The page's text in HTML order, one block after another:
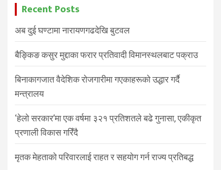
Recent Posts
अब दुई घण्टामा नारायणगढदेखि बुटवल
बैङ्किङ कसुर मुद्दाका फरार प्रतिवादी विमानस्थलबाट पक्राउ
बिनाकागजात वैदेशिक रोजगारीमा गएकाहरूको उद्धार गर्दै
मन्त्रालय
‘हेलो सरकार’मा एक वर्षमा ३२१ प्रतिशतले बढे गुनासा, एकीकृत
प्रणाली विकास गरिँदै
मृतक मेहताको परिवारलाई राहत र सहयोग गर्न राज्य प्रतिबद्ध